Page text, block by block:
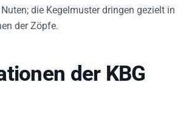
die Kegelmuster dringen gezielt in
der Zöpfe.
der KBG